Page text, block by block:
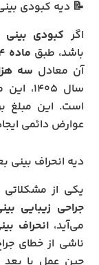
📝 دیه کبودی
اگر کبودی بینی
باشد، طبق ماده ۷۱۴ قانون مجازات اسلامی
آن معادل سه
سال ۱۴۰۵، این مبلغ معادل
است. این مبلغ
عوارض دائمی
دیه انحراف بینی
یکی از
جراحی زیبایی
می‌آید،انحراف
ناشی از خطای